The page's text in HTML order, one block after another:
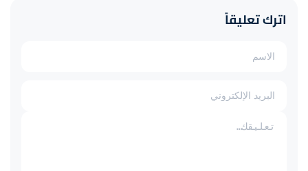
اترك تعليقاً